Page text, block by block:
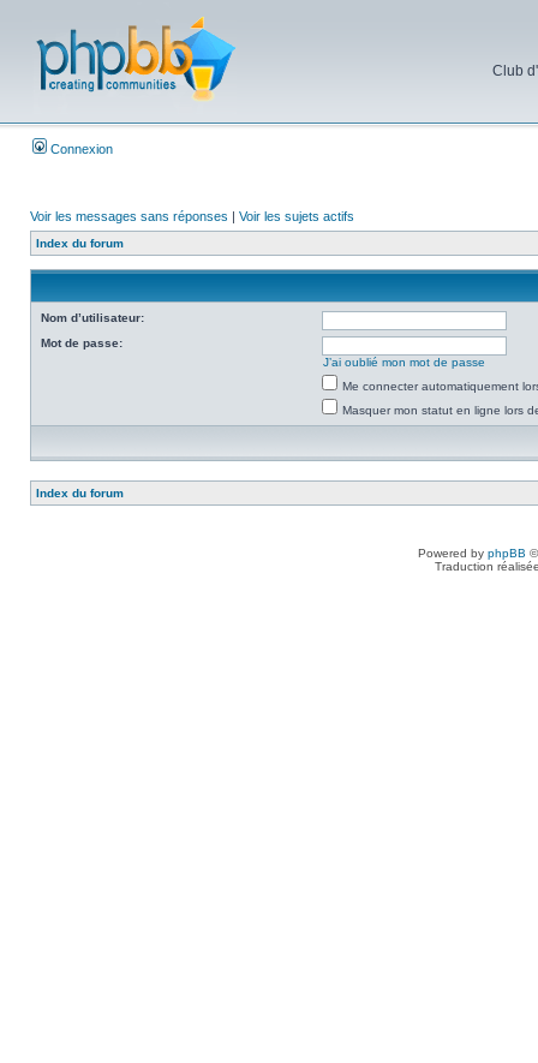
Club
Connexion
Voir les messages sans réponses | Voir les sujets actifs
Index du forum
Nom d’utilisateur:
Mot de passe:
J’ai oublié mon mot de passe
Me connecter automatiquement
Masquer mon statut en ligne lors
Index du forum
Powered by phpBB
Traduction